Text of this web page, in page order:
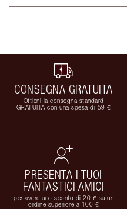
CONSEGNA GRATUITA
Ottieni la consegna standard
GRATUITA con una spesa di 59 €
PRESENTA I TUOI
FANTASTICI AMICI
per avere uno sconto di 20 € su un
ordine superiore a 100 €